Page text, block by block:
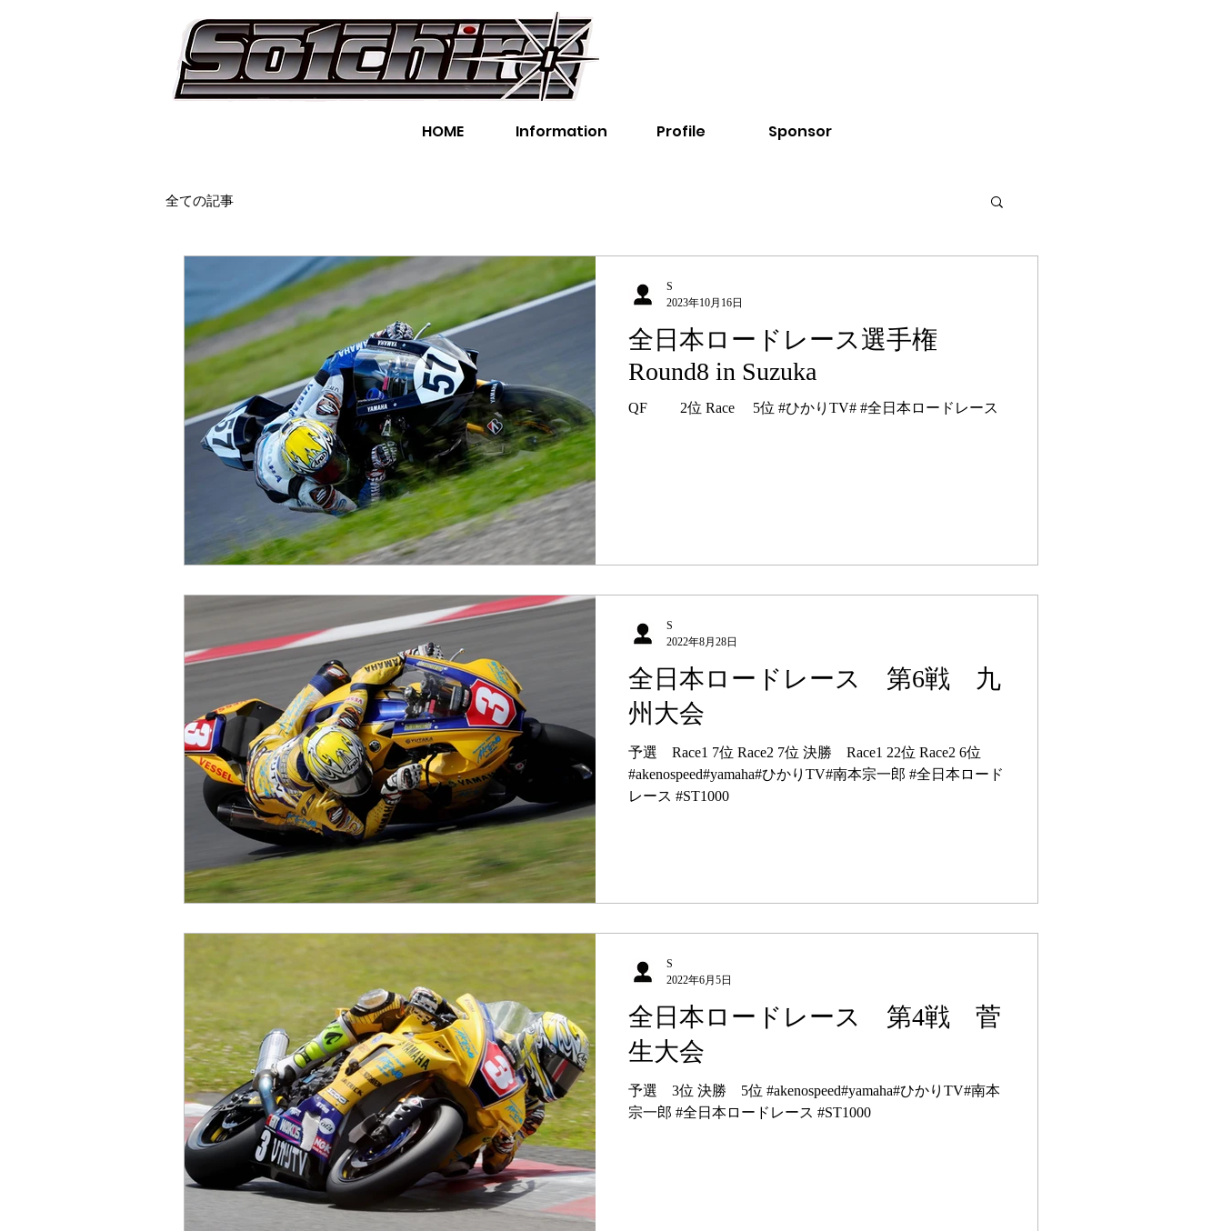
HOME Information Profile Sponsor
全ての記事
全日本ロードレース選手権
Round8 in Suzuka
QF 2位 Race 5位 #ひかりTV# #全日本ロードレース
S
2023年10月16日
全日本ロードレース 第6戦 九
州大会
予選 Race1 7位 Race2 7位 決勝 Race1 22位 Race2 6位
#akenospeed#yamaha#ひかりTV#南本宗一郎 #全日本ロード
レース #ST1000
S
2022年8月28日
全日本ロードレース 第4戦 菅
生大会
予選 3位 決勝 5位 #akenospeed#yamaha#ひかりTV#南本
宗一郎 #全日本ロードレース #ST1000
S
2022年6月5日